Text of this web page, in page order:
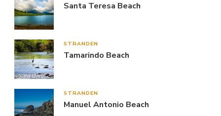
Santa Teresa Beach
STRANDEN
Tamarindo Beach
STRANDEN
Manuel Antonio Beach